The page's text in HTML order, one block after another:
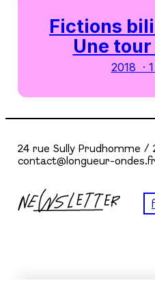
Fictions
Une
2018 ·
24 rue Sully Prudhomme /
contact@longueur-